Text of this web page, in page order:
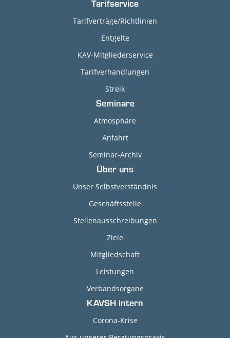
Tarifservice
Tarifverträge/Richtlinien
Entgelte
KAV-Mitgliederservice
Tarifverhandlungen
Streik
Seminare
Atmosphäre
Anfahrt
Seminar-Archiv
Über uns
Unser Selbstverständnis
Geschäftsstelle
Stellenausschreibungen
Ziele
Mitgliedschaft
Leistungen
Verbandsorgane
KAVSH intern
Corona-Krise